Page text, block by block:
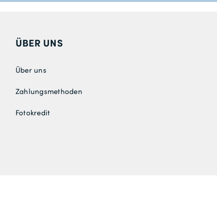
ÜBER UNS
Über uns
Zahlungsmethoden
Fotokredit